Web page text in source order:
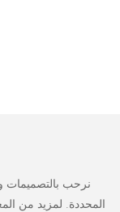
نرحب بالتصميمات
المحددة. لمزيد من